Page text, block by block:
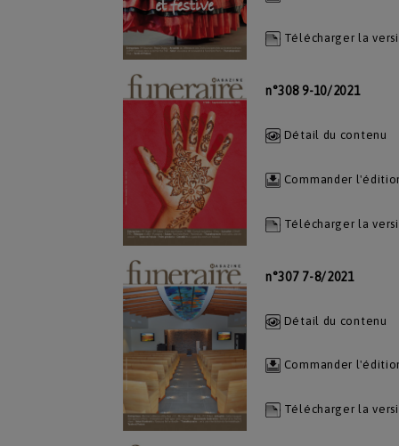
Télécharger la
n°308 9-10/2021
Détail du contenu
Commander
Télécharger la
n°307 7-8/2021
Détail du contenu
Commander
Télécharger la